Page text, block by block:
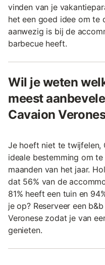
vinden van je
het een goed idee om te
aanwezig is bij de
barbecue heeft.
Wil je weten
meest
Cavaion
Je hoeft niet te twijfelen,
ideale bestemming om
maanden van het jaar.
dat 56% van de
81% heeft een tuin en
je op? Reserveer een
Veronese zodat je van
genieten.